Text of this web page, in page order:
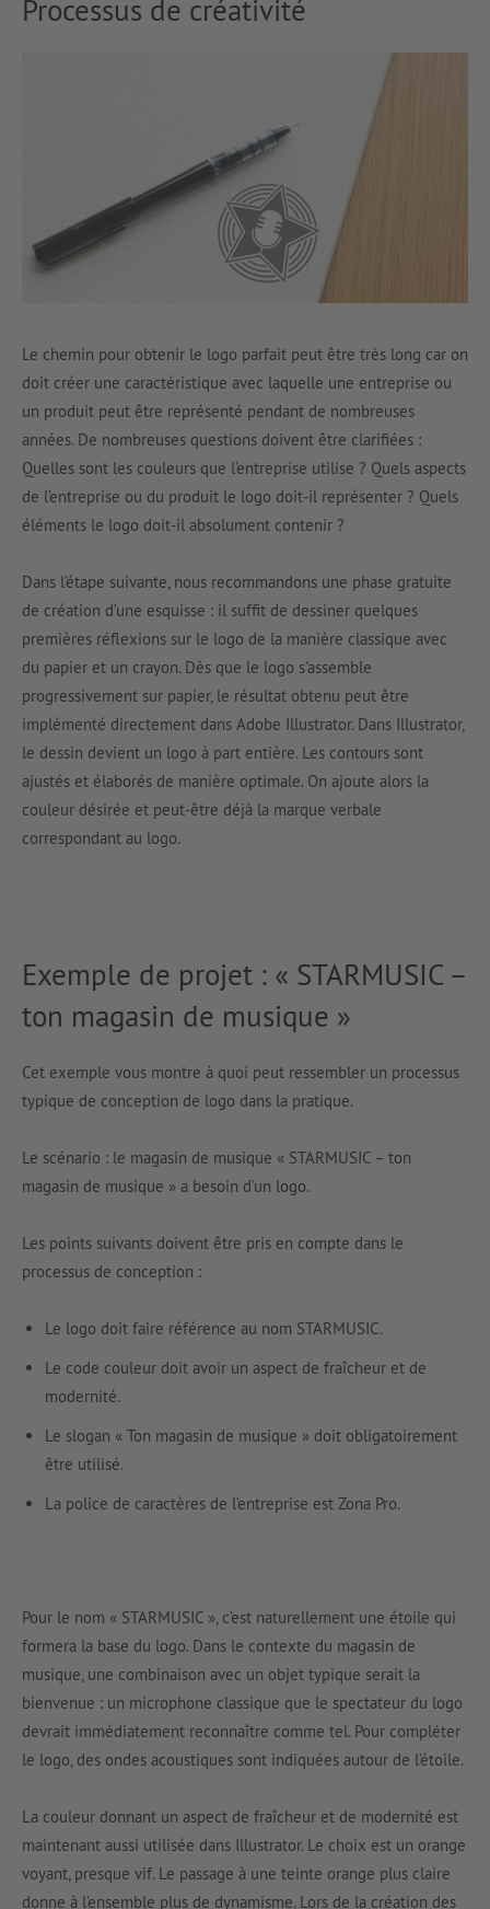
Processus de créativité
Le chemin pour obtenir le logo parfait peut être très long car on
doit créer une caractéristique avec laquelle une entreprise ou
un produit peut être représenté pendant de nombreuses
années. De nombreuses questions doivent être clarifiées :
Quelles sont les couleurs que l’entreprise utilise ? Quels aspects
de l’entreprise ou du produit le logo doit-il représenter ? Quels
éléments le logo doit-il absolument contenir ?
Dans l’étape suivante, nous recommandons une phase gratuite
de création d’une esquisse : il suffit de dessiner quelques
premières réflexions sur le logo de la manière classique avec
du papier et un crayon. Dès que le logo s’assemble
progressivement sur papier, le résultat obtenu peut être
implémenté directement dans Adobe Illustrator. Dans Illustrator,
le dessin devient un logo à part entière. Les contours sont
ajustés et élaborés de manière optimale. On ajoute alors la
couleur désirée et peut-être déjà la marque verbale
correspondant au logo.
Exemple de projet : « STARMUSIC –
ton magasin de musique »
Cet exemple vous montre à quoi peut ressembler un processus
typique de conception de logo dans la pratique.
Le scénario : le magasin de musique « STARMUSIC – ton
magasin de musique » a besoin d’un logo.
Les points suivants doivent être pris en compte dans le
processus de conception :
Le logo doit faire référence au nom STARMUSIC.
Le code couleur doit avoir un aspect de fraîcheur et de
modernité.
Le slogan « Ton magasin de musique » doit obligatoirement
être utilisé.
La police de caractères de l’entreprise est Zona Pro.
Pour le nom « STARMUSIC », c’est naturellement une étoile qui
formera la base du logo. Dans le contexte du magasin de
musique, une combinaison avec un objet typique serait la
bienvenue : un microphone classique que le spectateur du logo
devrait immédiatement reconnaître comme tel. Pour compléter
le logo, des ondes acoustiques sont indiquées autour de l’étoile.
La couleur donnant un aspect de fraîcheur et de modernité est
maintenant aussi utilisée dans Illustrator. Le choix est un orange
voyant, presque vif. Le passage à une teinte orange plus claire
donne à l’ensemble plus de dynamisme. Lors de la création des